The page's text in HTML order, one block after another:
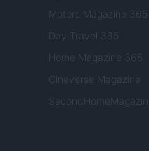
Motors Magazine 365
Day Travel 365
Home Magazine 365
Cineverse Magazine
SecondHomeMagazine